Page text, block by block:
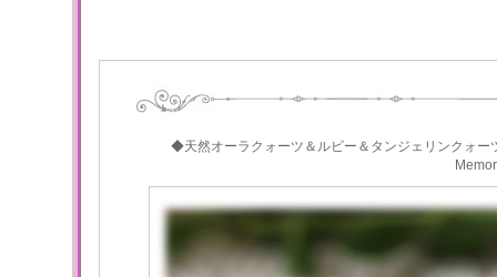
◆天然オーラクォーツ＆ルビー＆タンジェリンクォ